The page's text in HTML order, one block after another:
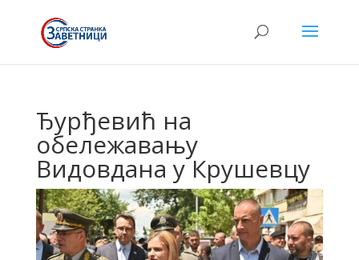
Ђурђевић на
обележавању
Видовдана у Крушевцу